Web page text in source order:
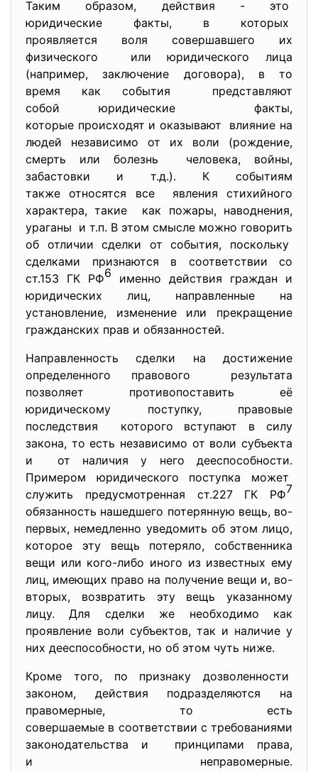
Таким образом, действия - это
юридические факты, в которых
проявляется воля совершавшего их
физического или юридического лица
(например, заключение договора), в то
время как события представляют
собой юридические факты,
которые происходят и оказывают влияние на
людей независимо от их воли (рождение,
смерть или болезнь человека, войны,
забастовки и т.д.). К событиям
также относятся все явления стихийного
характера, такие как пожары, наводнения,
ураганы и т.п. В этом смысле можно говорить
об отличии сделки от события, поскольку
сделками признаются в соответствии со
ст.153 ГК РФ6 именно действия граждан и
юридических лиц, направленные на
установление, изменение или прекращение
гражданских прав и обязанностей.
Направленность сделки на достижение
определенного правового результата
позволяет противопоставить её
юридическому поступку, правовые
последствия которого вступают в силу
закона, то есть независимо от воли субъекта
и от наличия у него дееспособности.
Примером юридического поступка может
служить предусмотренная ст.227 ГК РФ7
обязанность нашедшего потерянную вещь, во-
первых, немедленно уведомить об этом лицо,
которое эту вещь потеряло, собственника
вещи или кого-либо иного из известных ему
лиц, имеющих право на получение вещи и, во-
вторых, возвратить эту вещь указанному
лицу. Для сделки же необходимо как
проявление воли субъектов, так и наличие у
них дееспособности, но об этом чуть ниже.
Кроме того, по признаку дозволенности
законом, действия подразделяются на
правомерные, то есть
совершаемые в соответствии с требованиями
законодательства и принципами права,
и неправомерные.